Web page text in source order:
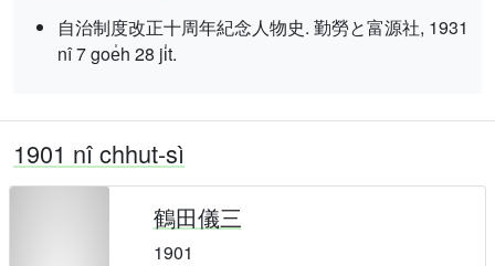
自治制度改正十周年紀念人物史. 勤勞と富源社, 1931
nî 7 goe̍h 28 ji̍t.
1901 nî chhut-sì
鶴田儀三
1901